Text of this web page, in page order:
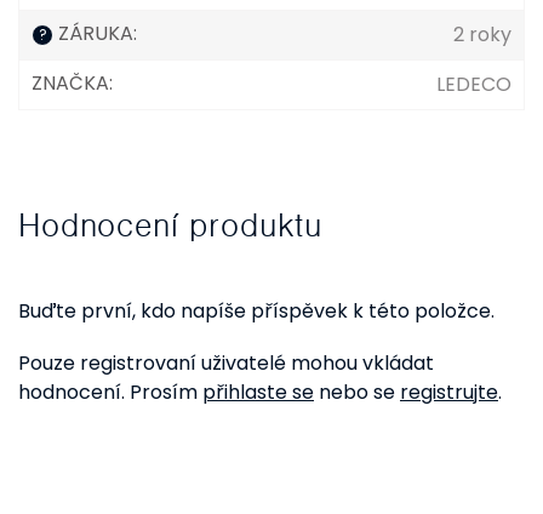
? ZÁRUKA:
2 roky
ZNAČKA: LEDECO
Hodnocení produktu
Buďte první, kdo napíše příspěvek k této položce.
Pouze registrovaní uživatelé mohou vkládat
hodnocení. Prosím přihlaste se nebo se registrujte.